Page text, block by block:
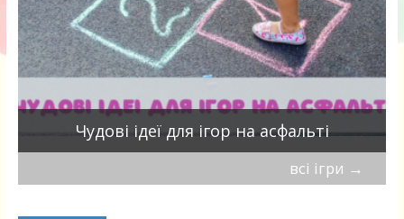
Чудові ідеї для ігор на асфальті
всі ігри →